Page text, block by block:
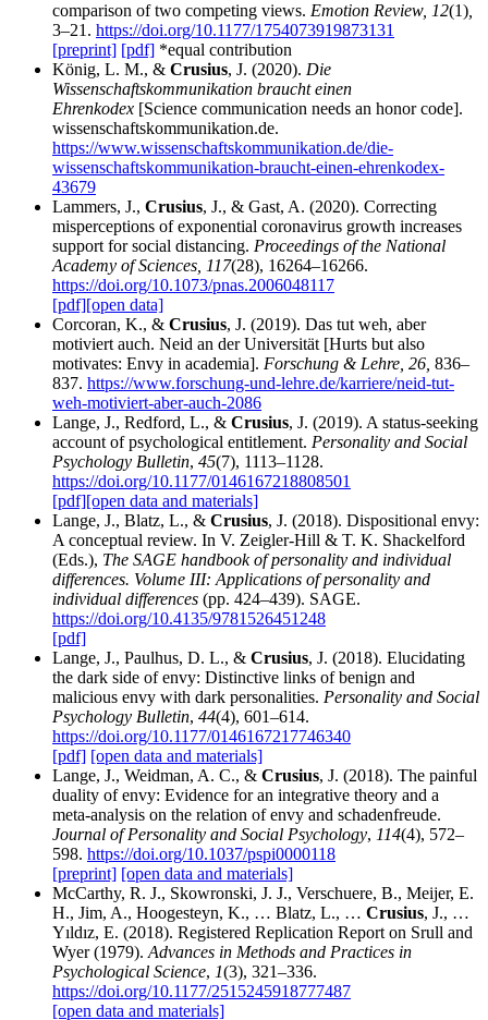
comparison of two competing views. Emotion Review, 12(1)
3–21. https://doi.org/10.1177/1754073919873131
[preprint] [pdf] *equal contribution
König, L. M., & Crusius, J. (2020). Die
Wissenschaftskommunikation braucht einen
Ehrenkodex [Science communication needs an honor code].
wissenschaftskommunikation.de.
https://www.wissenschaftskommunikation.de/die-
wissenschaftskommunikation-braucht-einen-ehrenkodex-
43679
Lammers, J., Crusius, J., & Gast, A. (2020). Correcting
misperceptions of exponential coronavirus growth increases
support for social distancing. Proceedings of the National
Academy of Sciences, 117(28), 16264–16266.
https://doi.org/10.1073/pnas.2006048117
[pdf][open data]
Corcoran, K., & Crusius, J. (2019). Das tut weh, aber
motiviert auch. Neid an der Universität [Hurts but also
motivates: Envy in academia]. Forschung & Lehre, 26, 836–
837. https://www.forschung-und-lehre.de/karriere/neid-tut-
weh-motiviert-aber-auch-2086
Lange, J., Redford, L., & Crusius, J. (2019). A status-seeking
account of psychological entitlement. Personality and Social
Psychology Bulletin, 45(7), 1113–1128.
https://doi.org/10.1177/0146167218808501
[pdf][open data and materials]
Lange, J., Blatz, L., & Crusius, J. (2018). Dispositional envy:
A conceptual review. In V. Zeigler-Hill & T. K. Shackelford
(Eds.), The SAGE handbook of personality and individual
differences. Volume III: Applications of personality and
individual differences (pp. 424–439). SAGE.
https://doi.org/10.4135/9781526451248
[pdf]
Lange, J., Paulhus, D. L., & Crusius, J. (2018). Elucidating
the dark side of envy: Distinctive links of benign and
malicious envy with dark personalities. Personality and Social
Psychology Bulletin, 44(4), 601–614.
https://doi.org/10.1177/0146167217746340
[pdf] [open data and materials]
Lange, J., Weidman, A. C., & Crusius, J. (2018). The painful
duality of envy: Evidence for an integrative theory and a
meta-analysis on the relation of envy and schadenfreude.
Journal of Personality and Social Psychology, 114(4), 572–
598. https://doi.org/10.1037/pspi0000118
[preprint] [open data and materials]
McCarthy, R. J., Skowronski, J. J., Verschuere, B., Meijer, E.
H., Jim, A., Hoogesteyn, K., … Blatz, L., … Crusius, J., …
Yıldız, E. (2018). Registered Replication Report on Srull and
Wyer (1979). Advances in Methods and Practices in
Psychological Science, 1(3), 321–336.
https://doi.org/10.1177/2515245918777487
[open data and materials]